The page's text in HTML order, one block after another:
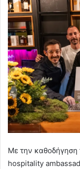
Με την καθοδήγηση
hospitality